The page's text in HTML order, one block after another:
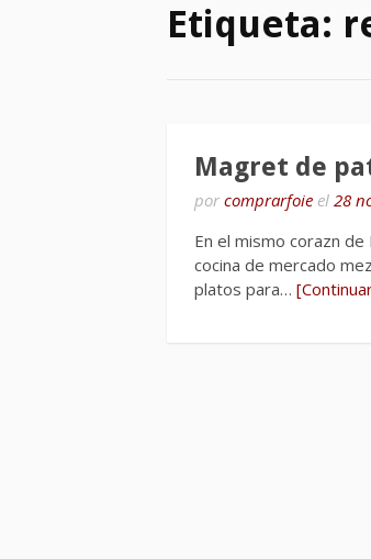
Etiqueta:
Magret de
por comprarfoie el 28
En el mismo corazn
cocina de mercado
platos para…